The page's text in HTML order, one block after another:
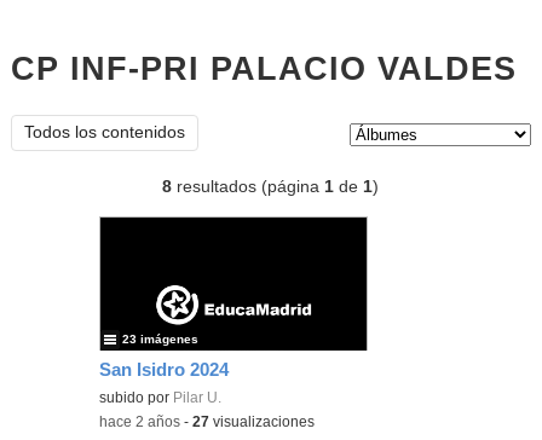
CP INF-PRI PALACIO VALDES
Todos los contenidos
8 resultados (página1 de1)
San Isidro 2024
subido por Pilar U.
23 imágenes
-hace 2 años -27 visualizaciones